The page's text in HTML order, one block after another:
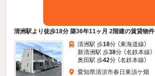
清洲駅より徒歩18分 築36年11ヶ月 2階建の賃貸物件
清洲駅 歩18分 （東海道線）
新清洲駅 歩38分 （名鉄本線）
奥田駅 歩42分 （名鉄本線）
愛知県清須市春日東須ケ畑